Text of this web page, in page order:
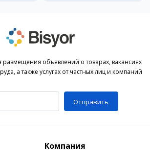
размещения объявлений о товарах, вакансиях
а также услугах от частных лиц и компаний
Отправить
Компания